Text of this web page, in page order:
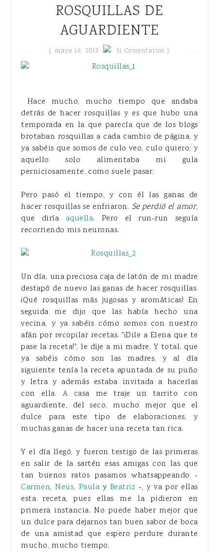
ROSQUILLAS DE
AGUARDIENTE
{ mayo 16, 2013 51 Comentarios }
Hace mucho, mucho tiempo que andaba
detrás de hacer rosquillas y es que hubo una
temporada en la que parecía que de los blogs
brotaban rosquillas a cada cambio de página, y
ya sabéis que somos de culo veo, culo quiero, y
aquello solo alimentaba mi gula
perniciosamente, como suele pasar.
Pero pasó el tiempo, y con él las ganas de
hacer rosquillas se enfriaron. Se perdió el amor,
que diría aquella. Pero el run-run seguía
recorriendo mis neuronas.
Un día, una preciosa caja de latón de mi madre
destapó de nuevo las ganas de hacer rosquillas.
¡Qué rosquillas más jugosas y aromáticas! En
seguida me dijo que las había hecho una
vecina, y ya sabéis cómo somos con nuestro
afán por recopilar recetas. "¡Dile a Elena que te
pase la receta!", le dije a mi madre. Y total, que
ya sabéis cómo son las madres, y al día
siguiente tenía la receta apuntada de su puño
y letra y además estaba invitada a hacerlas
con ella. A casa me traje un tarrito con
aguardiente, del seco, mucho mejor que el
dulce para este tipo de elaboraciones, y
muchas ganas de hacer una receta tan rica.
Y el día llegó, y fueron testigo de las primeras
en salir de la sartén esas amigas con las que
tan buenos ratos pasamos whatsappeando -
Carmen,Neus, Paula y Beatriz -, y va por ellas
esta receta, pues ellas me la pidieron en
primera instancia. No puede haber mejor que
un dulce para dejarnos tan buen sabor de boca
de una amistad que espero perdure durante
mucho, mucho tiempo.